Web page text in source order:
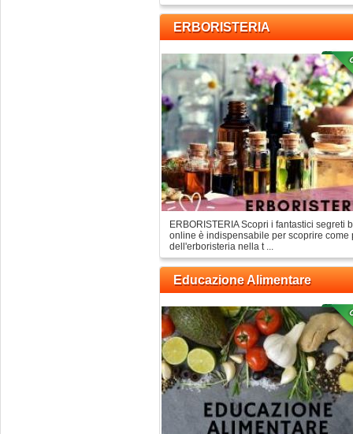
ERBORISTERIA
ERBORISTERIA Scopri i fantastici segreti
online è indispensabile per scoprire come
dell'erboristeria nella t ...
Educazione Alimentare